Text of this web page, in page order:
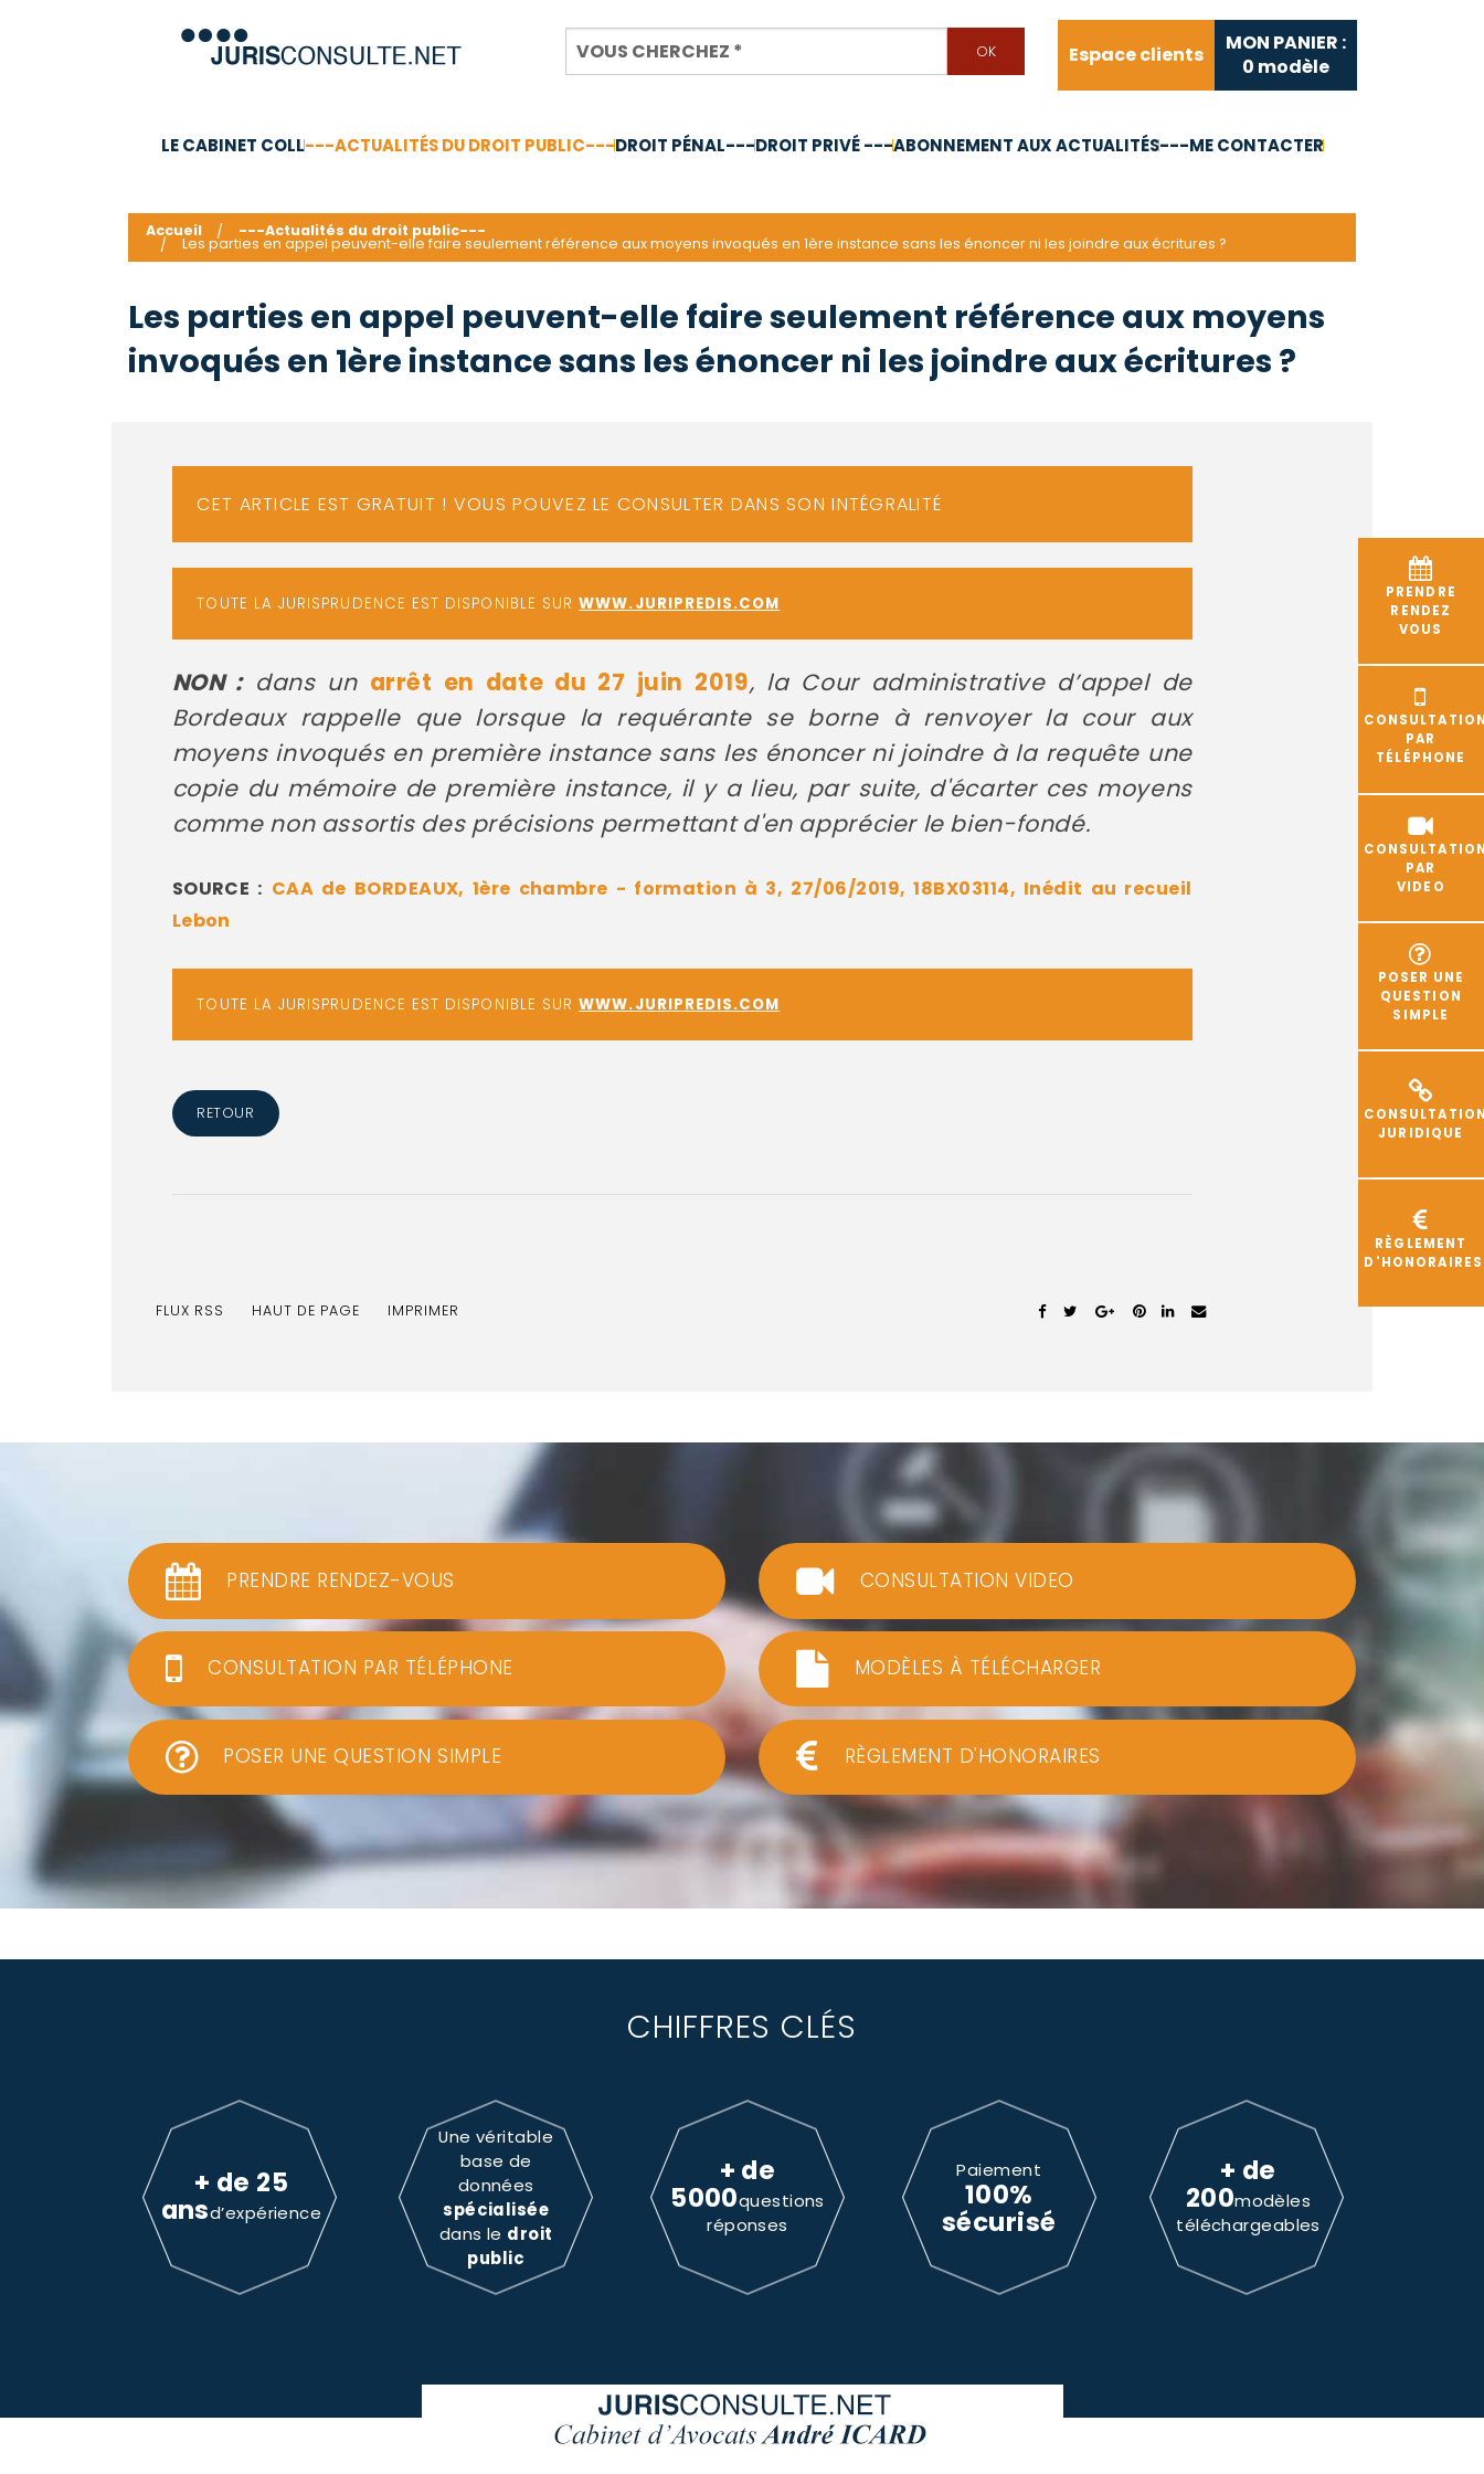
Espace clients
MON PANIER :
0 modèle
LE CABINET COLL---ACTUALITÉS DU DROIT PUBLIC---DROIT PÉNAL---DROIT PRIVÉ ---ABONNEMENT AUX ACTUALITÉS---ME CONTACTER
PRENDRE
RENDEZ
VOUS
PAR
TÉLÉPHONE
PAR
VIDEO
POSER UNE
QUESTION
SIMPLE
JURIDIQUE
RÈGLEMENT
D'HONORAIRES
Accueil ---Actualités du droit public---
Les parties en appel peuvent-elle faire seulement référence aux moyens invoqués en 1ère instance sans les énoncer ni les joindre aux écritures ?
Les parties en appel peuvent-elle faire seulement référence aux moyens
invoqués en 1ère instance sans les énoncer ni les joindre aux écritures ?
CET ARTICLE EST GRATUIT ! VOUS POUVEZ LE CONSULTER DANS SON INTÉGRALITÉ
TOUTE LA JURISPRUDENCE EST DISPONIBLE SURWWW.JURIPREDIS.COM
NON :dans un arrêt en date du 27 juin 2019, la Cour administrative d’appel de
Bordeaux rappelle que lorsque la requérante se borne à renvoyer la cour aux
moyens invoqués en première instance sans les énoncer ni joindre à la requête une
copie du mémoire de première instance, il y a lieu, par suite, d'écarter ces moyens
comme non assortis des précisions permettant d'en apprécier le bien-fondé.
SOURCE : CAA de BORDEAUX, 1ère chambre - formation à 3, 27/06/2019, 18BX03114, Inédit au recueil
Lebon
TOUTE LA JURISPRUDENCE EST DISPONIBLE SURWWW.JURIPREDIS.COM
RETOUR
FLUX RSS HAUT DE PAGE IMPRIMER
PRENDRE RENDEZ-VOUS
CONSULTATION PAR TÉLÉPHONE
POSER UNE QUESTION SIMPLE
CONSULTATION VIDEO
MODÈLES À TÉLÉCHARGER
RÈGLEMENT D'HONORAIRES
CHIFFRES CLÉS
+ de 25
ansd’expérience
Une véritable
base de
données
spécialisée
dans le droit
public
+ de
5000questions
réponses
Paiement
100%
sécurisé
+ de
200modèles
téléchargeables